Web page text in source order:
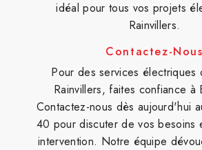
idéal pour tous vos projets
Rainvillers.
Contactez-Nous
Pour des services électriques
Rainvillers, faites confiance à
Contactez-nous dès aujourd'hui
40 pour discuter de vos besoins
intervention. Notre équipe